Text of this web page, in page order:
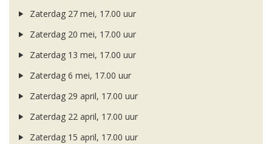
Zaterdag 27 mei, 17.00 uur
Zaterdag 20 mei, 17.00 uur
Zaterdag 13 mei, 17.00 uur
Zaterdag 6 mei, 17.00 uur
Zaterdag 29 april, 17.00 uur
Zaterdag 22 april, 17.00 uur
Zaterdag 15 april, 17.00 uur